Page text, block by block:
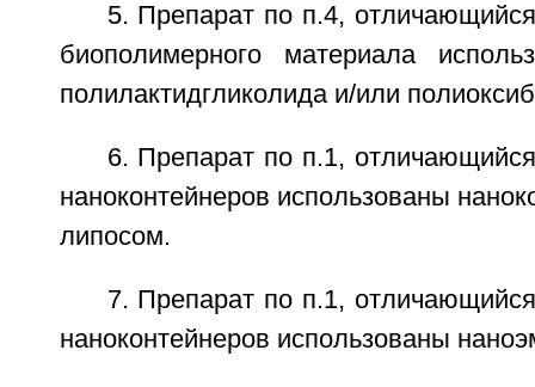
5. Препарат по п.4,
биополимерного материала
полилактидгликолида и/или
6. Препарат по п.1,
наноконтейнеров использованы
липосом.
7. Препарат по п.1,
наноконтейнеров использованы